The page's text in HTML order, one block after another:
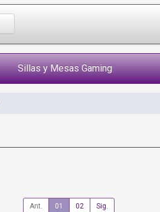
Sillas y Mesas Gaming
Ant. 01 02 Sig.